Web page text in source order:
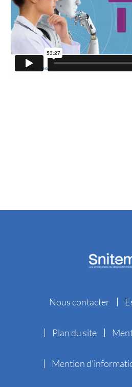
Nous contacter
Plan du site
Mention